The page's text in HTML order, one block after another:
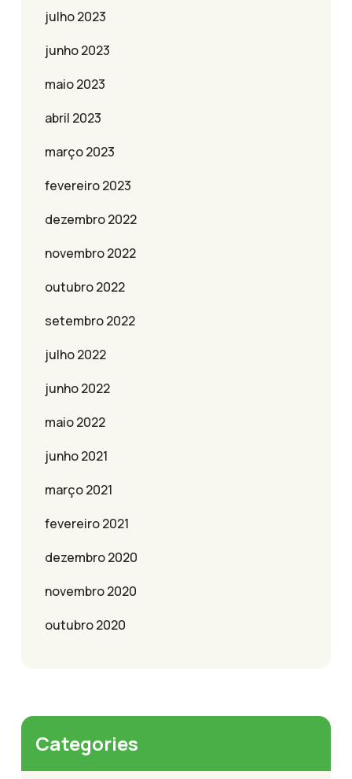
julho 2023
junho 2023
maio 2023
abril 2023
março 2023
fevereiro 2023
dezembro 2022
novembro 2022
outubro 2022
setembro 2022
julho 2022
junho 2022
maio 2022
junho 2021
março 2021
fevereiro 2021
dezembro 2020
novembro 2020
outubro 2020
Categories